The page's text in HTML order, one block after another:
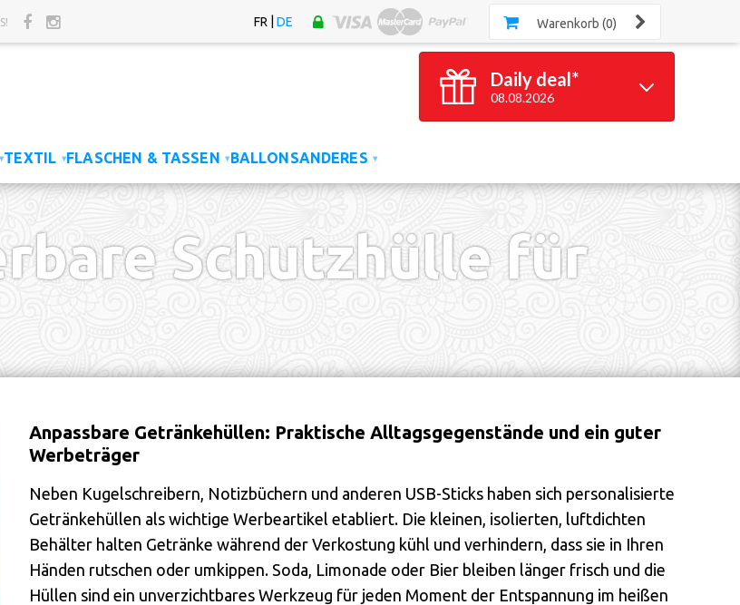
FR |DE Warenkorb (0)
Daily deal*
08.08.2026
100GRATIS*Silikonarmbänder
▾TEXTIL ▾FLASCHEN & TASSEN ▾BALLONSANDERES ▾
Schutzhülle für
Anpassbare Getränkehüllen: Praktische Alltagsgegenstände und ein guter
Werbeträger
Neben Kugelschreibern, Notizbüchern und anderen USB-Sticks haben sich personalisierte
Getränkehüllen als wichtige Werbeartikel etabliert. Die kleinen, isolierten, luftdichten
Behälter halten Getränke während der Verkostung kühl und verhindern, dass sie in Ihren
Händen rutschen oder umkippen. Soda, Limonade oder Bier bleiben länger frisch und die
Hüllen sind ein unverzichtbares Werkzeug für jeden Moment der Entspannung im heißen